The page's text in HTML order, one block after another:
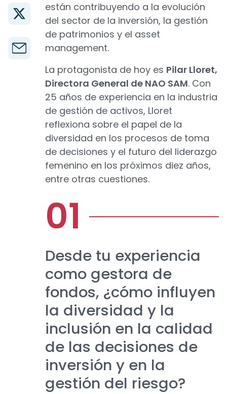
están contribuyendo a la evolución
del sector de la inversión, la gestión
de patrimonios y el asset
management.
La protagonista de hoy es Pilar Lloret,
Directora General de NAO SAM. Con
25 años de experiencia en la industria
de gestión de activos, Lloret
reflexiona sobre el papel de la
diversidad en los procesos de toma
de decisiones y el futuro del liderazgo
femenino en los próximos diez años,
entre otras cuestiones.
Desde tu experiencia
como gestora de
fondos, ¿cómo influyen
la diversidad y la
inclusión en la calidad
de las decisiones de
inversión y en la
gestión del riesgo?